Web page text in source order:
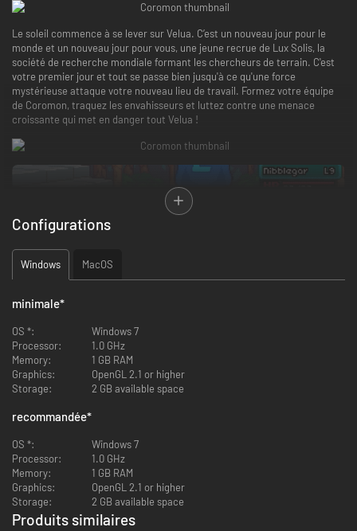
Le soleil commence à se lever sur Velua. C’est un nouveau jour pour le
monde et un nouveau jour pour vous, une jeune recrue de Lux Solis, la
société de recherche mondiale formant les chercheurs de terrain. C'est
votre premier jour et tout se passe bien jusqu'à ce qu'une force
mystérieuse attaque votre nouveau lieu de travail. Formez votre équipe
de Coromon, traquez les envahisseurs et luttez contre une menace
croissante qui met en danger tout Velua !
Ce jeu vous pousse à apprivoiser les Coromon et à défier le reste du
monde, qu’il s’agisse d’autres animaux sauvages, de dresseurs ou de boss
titanesques !
attachantes, chacune avec un élément, un caractère et des
compétences qui lui sont propres. Attrapez-les, entraînez-les puis
affrontez vos rivaux !
Maîtrisez un système de combat basé sur l'endurance où chaque
action coûte de l'énergie, alors choisissez vos compétences et vos
attaques avec soin. Infligez des dégâts, réduisez l'endurance de
l'ennemi avec des effets de statut, ou annulez-les grâce à des
dizaines d’effets pour sortir vainqueur du combat.
Configurations
Windows MacOS
minimale*
OS *:
Windows 7
Processor:
1.0 GHz
Memory:
1 GB RAM
Graphics:
OpenGL 2.1 or higher
Storage:
2 GB available space
recommandée*
OS *:
Windows 7
Processor:
1.0 GHz
Memory:
1 GB RAM
Graphics:
OpenGL 2.1 or higher
Storage:
2 GB available space
Produits similaires